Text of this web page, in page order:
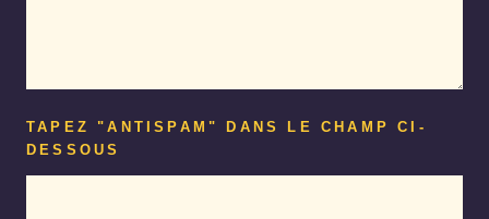
TAPEZ "ANTISPAM" DANS LE CHAMP CI-
DESSOUS